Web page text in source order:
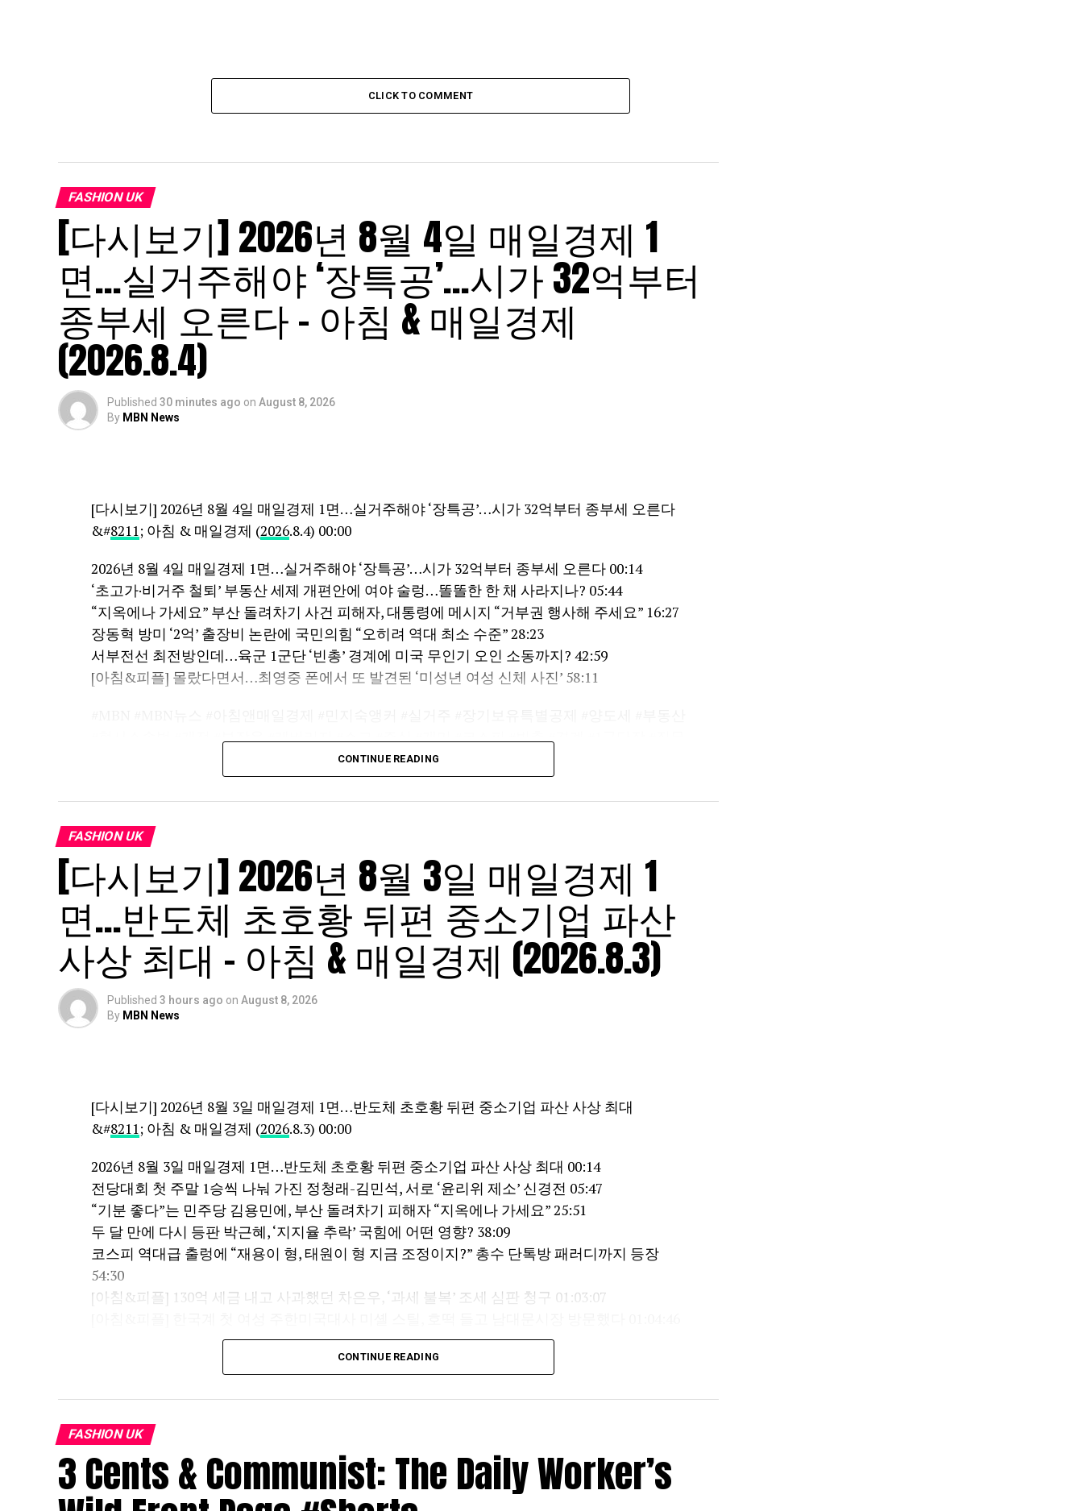
CLICK TO COMMENT
FASHION UK
[다시보기] 2026년 8월 4일 매일경제 1
면…실거주해야 ‘장특공’…시가 32억부터
종부세 오른다 – 아침 & 매일경제
(2026.8.4)
Published 30 minutes ago on August 8, 2026
By MBN News
[다시보기] 2026년 8월 4일 매일경제 1면…실거주해야 ‘장특공’…시가 32억부터 종부세 오른다
&#8211; 아침 & 매일경제 (2026.8.4) 00:00
2026년 8월 4일 매일경제 1면…실거주해야 ‘장특공’…시가 32억부터 종부세 오른다 00:14
‘초고가·비거주 철퇴’ 부동산 세제 개편안에 여야 술렁…똘똘한 한 채 사라지나? 05:44
“지옥에나 가세요” 부산 돌려차기 사건 피해자, 대통령에 메시지 “거부권 행사해 주세요” 16:27
장동혁 방미 ‘2억’ 출장비 논란에 국민의힘 “오히려 역대 최소 수준” 28:23
서부전선 최전방인데…육군 1군단 ‘빈총’ 경계에 미국 무인기 오인 소동까지? 42:59
[아침&피플] 몰랐다면서…최영중 폰에서 또 발견된 ‘미성년 여성 신체 사진’ 58:11
#형사소송법 #개정 #부작용 #레버리지 #쇼크 #주식 #개미 #코스피 #빈총 #경계 #1군단장 #직무
배제 #무인기 #미국 #오인 #GP #GOP #외환시장 #엔화 #환율 #트럼프 #중간선거 #폭염 #폭염중
대경보 #이재명 #지지율 #보유세 #매물 #김용범 #구윤철 #세제개편안 #절세 #전월세 #정성호 #
마지막검사 #법무부장관 #김용민 #한동훈 #장동혁 #청와대 #최고위 #돌려차기피해자 #지옥문
#거부권 #국힘 #방미 #예산 #조경태 #선거기간 #내분 #진종오 #징계정치 #오세훈 #유승민 #보
수대통합 #해병대 #군사분계선 #안규백 #탈영의혹 #국방방첩본부 #천하람 #최영중 #아동성매
매 #영장실질심사 #추가범죄 #압수수색
Copyright MBN. All rights reserved.
무단 전재, 재배포 및 AI학습 이용 금지
☞ MBN 유튜브 구독하기 ☞ https://goo.gl/6ZsJGT
disable_polymer=1
source
CONTINUE READING
FASHION UK
[다시보기] 2026년 8월 3일 매일경제 1
면…반도체 초호황 뒤편 중소기업 파산
사상 최대 – 아침 & 매일경제 (2026.8.3)
Published 3 hours ago on August 8, 2026
By MBN News
[다시보기] 2026년 8월 3일 매일경제 1면…반도체 초호황 뒤편 중소기업 파산 사상 최대
&#8211; 아침 & 매일경제 (2026.8.3) 00:00
2026년 8월 3일 매일경제 1면…반도체 초호황 뒤편 중소기업 파산 사상 최대 00:14
전당대회 첫 주말 1승씩 나눠 가진 정청래-김민석, 서로 ‘윤리위 제소’ 신경전 05:47
“기분 좋다”는 민주당 김용민에, 부산 돌려차기 피해자 “지옥에나 가세요” 25:51
두 달 만에 다시 등판 박근혜, ‘지지율 추락’ 국힘에 어떤 영향? 38:09
코스피 역대급 출렁에 “재용이 형, 태원이 형 지금 조정이지?” 총수 단톡방 패러디까지 등장
54:30
[아침&피플] 130억 세금 내고 사과했던 차은우, ‘과세 불복’ 조세 심판 청구 01:03:07
#MBN #MBN뉴스 #아침앤매일경제 #민지숙앵커 #반도체 #초호황 #중기파산 #환율 #하락 #안
정화 #양산 #폭염 #더위 #온열질환 #수사 #권력 #공룡경찰 #보완수사권 #폐지 #민주 #전당대회
#정청래 #김민석 #초박빙 #민주당 #송영길 #박빙 #순회경선 #윤리위제소 #서미화 #최민희 #유
시민 #이재명 #김용민 #서영교 #형사소송법 #한동훈 #부산돌려차기 #지옥 #곽상언 #반대 #박
근혜 #국힘 #지지율 #만찬회동 #선거운동 #장동혁 #공천권 #퇴진 #홍준표 #방미 #회계보고서 #
코스피 #주식 #SK하이닉스 #최태원 #태원이형 #총수단톡방 #부동산 #증시 #김용범 #김상욱 #
차은우 #세금 #납부 #130억 #억울 #불복청구 #탈세 #주한미국대사 #미셸스틸 #서울출생 #호떡
CONTINUE READING
FASHION UK
3 Cents & Communist: The Daily Worker’s